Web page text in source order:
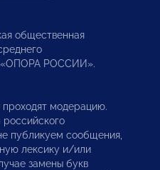
общественная
«ОПОРА РОССИИ».
модерацию.
публикуем сообщения,
лексику и/или
замены букв